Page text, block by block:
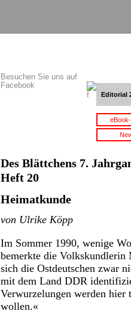
Besuchen Sie uns auf
Facebook
Editorial
Des Blättchens 7.
Heft 20
Heimatkunde
von Ulrike Köpp
Im Sommer 1990, wenige
bemerkte die Volkskundlerin
sich die Ostdeutschen zwar
mit dem Land DDR
Verwurzelungen werden hier
wollen.«